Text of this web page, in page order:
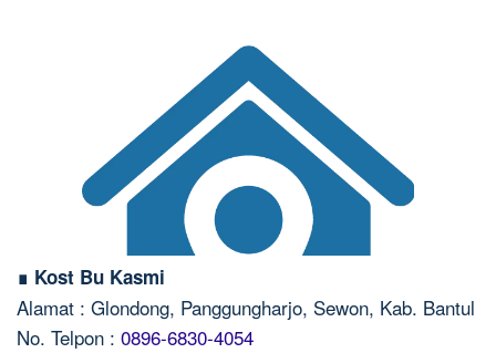
∎ Kost Bu Kasmi
Alamat : Glondong, Panggungharjo, Sewon, Kab. Bantul
No. Telpon : 0896-6830-4054